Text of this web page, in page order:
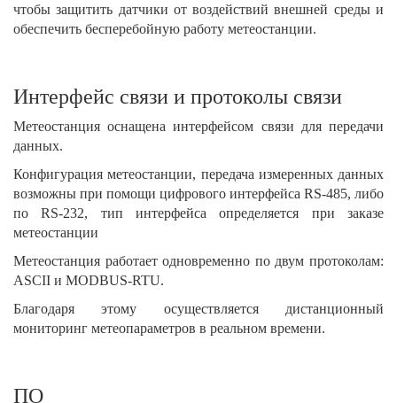
чтобы защитить датчики от воздействий внешней среды и
обеспечить бесперебойную работу метеостанции.
Интерфейс связи и протоколы связи
Метеостанция оснащена интерфейсом связи для передачи
данных.
Конфигурация метеостанции, передача измеренных данных
возможны при помощи цифрового интерфейса RS-485, либо
по RS-232, тип интерфейса определяется при заказе
метеостанции
Метеостанция работает одновременно по двум протоколам:
ASCII и MODBUS-RTU.
Благодаря этому осуществляется дистанционный
мониторинг метеопараметров в реальном времени.
ПО